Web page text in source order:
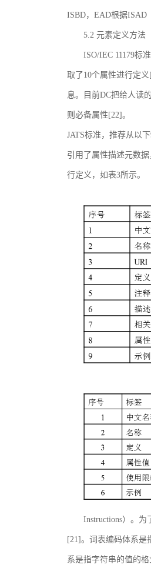
ISBD，EAD根据ISAD
5.2 元素定义方法
ISO/IEC 11179标
取了10个属性进行定
息。目前DC把给人读
则必备属性[22]。
JATS标准，推荐从以
引用了属性描述元数
行定义，如表3所示。
Instructions）。
[21]。词表编码体系是
系是指字符串的值的